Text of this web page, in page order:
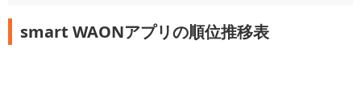
smart WAONアプリの順位推移表